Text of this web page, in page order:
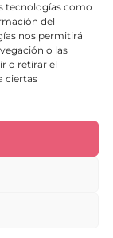
tecnologías como
del
nos permitirá
o las
o retirar el
ciertas